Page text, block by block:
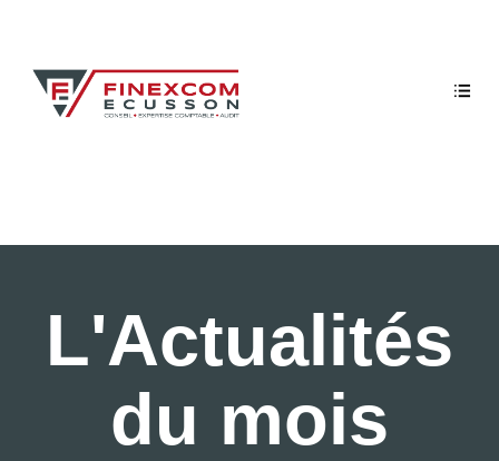
L'Actualités
du mois